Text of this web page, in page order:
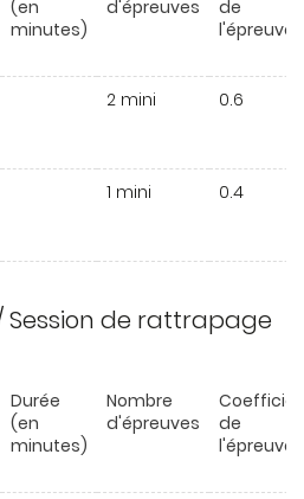
(en
minutes)
d'épreuves
de
l'épreuve
2 mini 0.6
1 mini 0.4
Session de rattrapage
Durée
(en
minutes)
Nombre
d'épreuves
de
l'épreuve